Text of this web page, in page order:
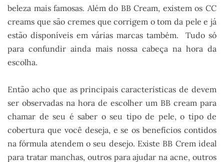
beleza mais famosas. Além do BB Cream, existem os CC
creams que são cremes que corrigem o tom da pele e já
estão disponíveis em várias marcas também. Tudo só
para confundir ainda mais nossa cabeça na hora da
escolha.
Então acho que as principais características de devem
ser observadas na hora de escolher um BB cream para
chamar de seu é saber o seu tipo de pele, o tipo de
cobertura que você deseja, e se os benefícios contidos
na fórmula atendem o seu desejo. Existe BB Crem ideal
para tratar manchas, outros para ajudar na acne, outros